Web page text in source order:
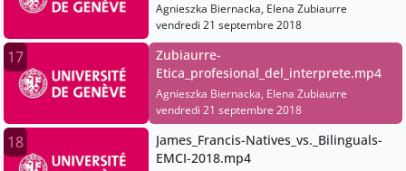
Agnieszka Biernacka, Elena Zubiaurre
vendredi 21 septembre 2018
17
Zubiaurre-
Etica_profesional_del_interprete.mp4
Agnieszka Biernacka, Elena Zubiaurre
vendredi 21 septembre 2018
18
James_Francis-Natives_vs._Bilinguals-
EMCI-2018.mp4